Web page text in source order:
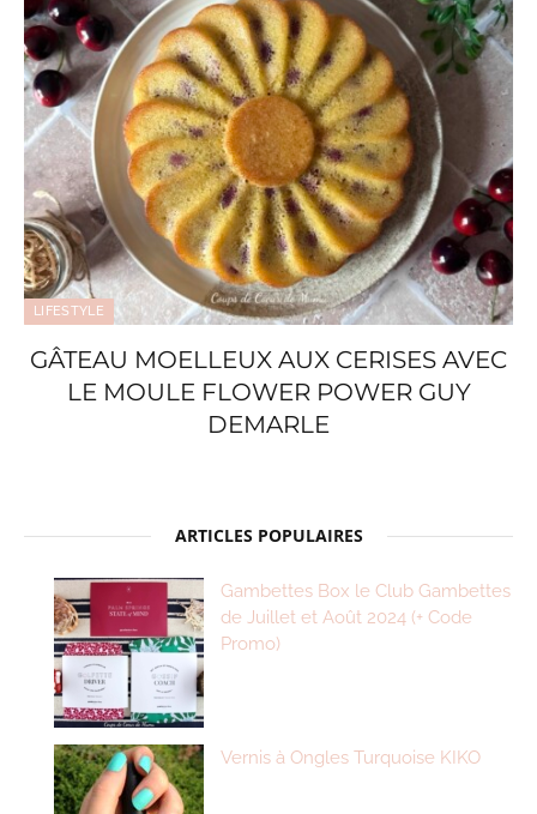
LIFESTYLE
GÂTEAU MOELLEUX AUX CERISES AVEC
LE MOULE FLOWER POWER GUY
DEMARLE
ARTICLES POPULAIRES
Gambettes Box le Club Gambettes
de Juillet et Août 2024 (+ Code
Promo)
Vernis à Ongles Turquoise KIKO